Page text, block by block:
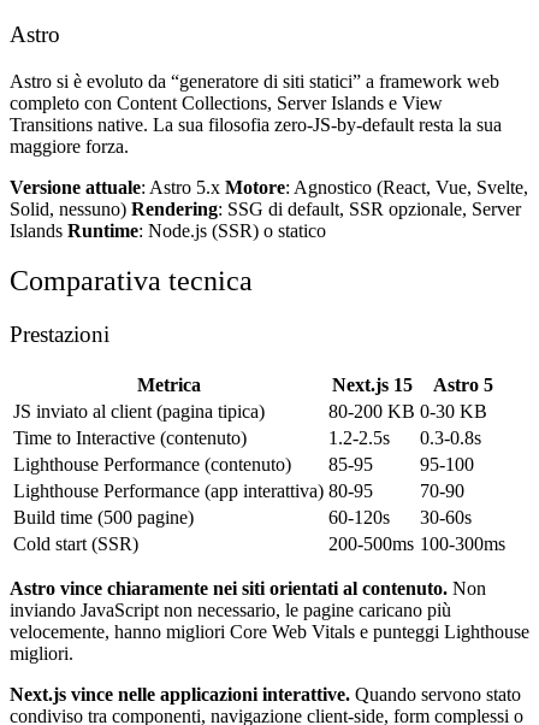
Astro
Astro si è evoluto da “generatore di siti statici” a framework web
completo con Content Collections, Server Islands e View
Transitions native. La sua filosofia zero-JS-by-default resta la sua
maggiore forza.
Versione attuale: Astro 5.x Motore: Agnostico (React, Vue, Svelte,
Solid, nessuno) Rendering: SSG di default, SSR opzionale, Server
Islands Runtime: Node.js (SSR) o statico
Comparativa tecnica
Prestazioni
Metrica Next.js 15
Astro 5
JS inviato al client (pagina tipica)
80-200 KB 0-30 KB
Time to Interactive (contenuto)
1.2-2.5s
0.3-0.8s
Lighthouse Performance (contenuto)
85-95
95-100
Lighthouse Performance (app interattiva) 80-95
70-90
Build time (500 pagine)
60-120s
30-60s
Cold start (SSR)
200-500ms 100-300ms
Astro vince chiaramente nei siti orientati al contenuto. Non
inviando JavaScript non necessario, le pagine caricano più
velocemente, hanno migliori Core Web Vitals e punteggi Lighthouse
migliori.
Next.js vince nelle applicazioni interattive. Quando servono stato
condiviso tra componenti, navigazione client-side, form complessi o